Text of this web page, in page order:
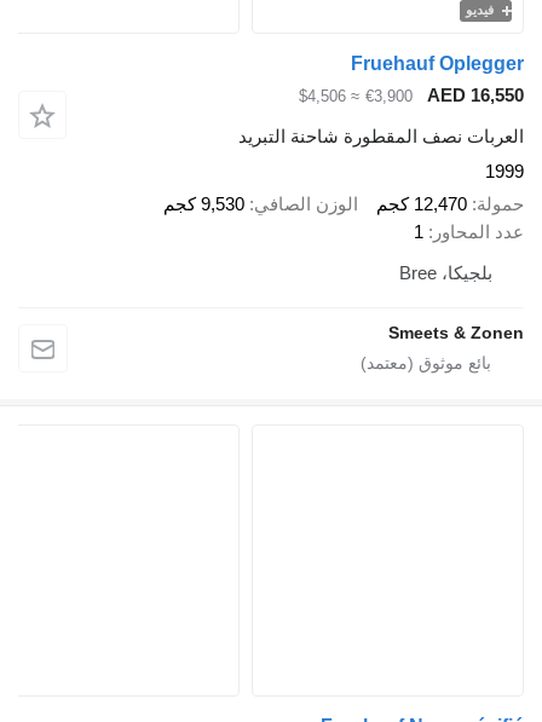
Fruehauf
€3,900
≈ $4,506
نصف المقطورة شاحنة التبريد
12,470 كجم الوزن الصافي
9,530 كجم
1
Smeets